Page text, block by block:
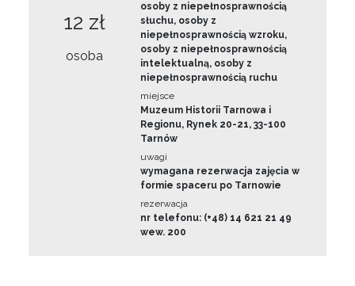
12 zł
osoba
osoby z niepełnosprawnością
słuchu, osoby z
niepełnosprawnością wzroku,
osoby z niepełnosprawnością
intelektualną, osoby z
niepełnosprawnością ruchu
miejsce
Muzeum Historii Tarnowa i
Regionu, Rynek 20-21, 33-100
Tarnów
uwagi
wymagana rezerwacja zajęcia w
formie spaceru po Tarnowie
rezerwacja
nr telefonu: (+48) 14 621 21 49
wew. 200